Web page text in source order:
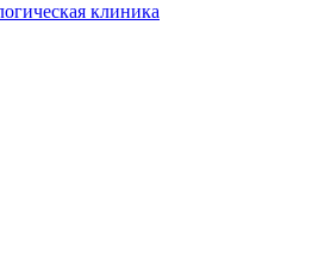
клиника